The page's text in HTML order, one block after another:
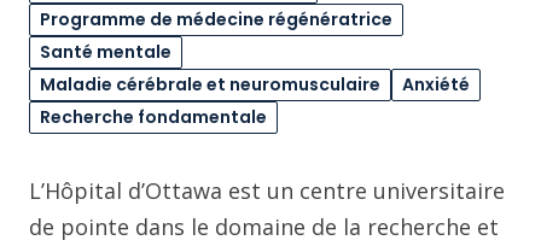
Programme de médecine régénératrice
Santé mentale
Maladie cérébrale et neuromusculaire
Anxiété
Recherche fondamentale
L’Hôpital d’Ottawa est un centre universitaire
de pointe dans le domaine de la recherche et